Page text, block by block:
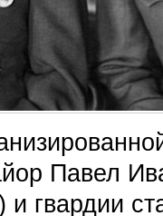
Павел
гвардии